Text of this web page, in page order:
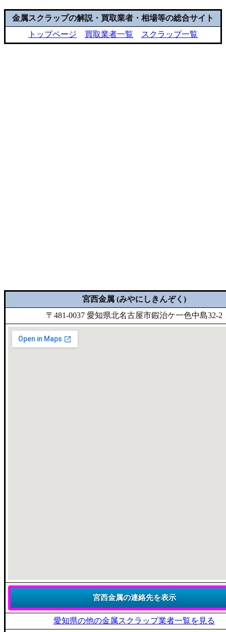
金属スクラップの解説・買取業者・相場等の総合サイト
トップページ
買取業者一覧 スクラップ一覧
宮西金属 (みやにしきんぞく)
〒481-0037 愛知県北名古屋市鍜治ケ一色中島32-2
愛知県の他の金属スクラップ業者一覧を見る